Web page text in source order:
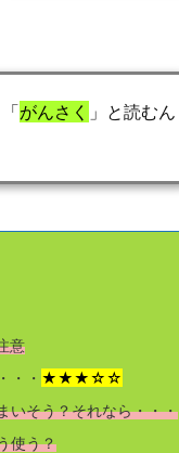
がんさく 」と読むん
意
・・・ ★★★☆☆
いそう？それなら・・・
使う？